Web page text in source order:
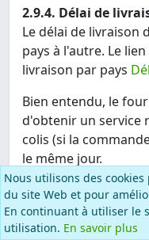
2.9.4. Délai de
Le délai de livraison
pays à l'autre. Le
livraison par pays
Bien entendu, le
d'obtenir un service
colis (si la
le même jour.
Le Prestataire
date prévue de
avis et annonces
Nous utilisons des
du site Web et pour
En continuant à utiliser le
utilisation. En savoir plus